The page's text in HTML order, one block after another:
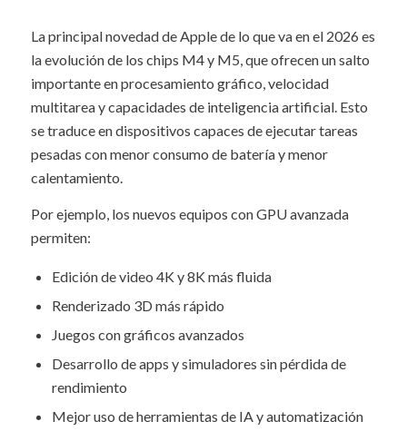
La principal novedad de Apple de lo que va en el 2026 es
la evolución de los chips M4 y M5, que ofrecen un salto
importante en procesamiento gráfico, velocidad
multitarea y capacidades de inteligencia artificial. Esto
se traduce en dispositivos capaces de ejecutar tareas
pesadas con menor consumo de batería y menor
calentamiento.
Por ejemplo, los nuevos equipos con GPU avanzada
permiten:
Edición de video 4K y 8K más fluida
Renderizado 3D más rápido
Juegos con gráficos avanzados
Desarrollo de apps y simuladores sin pérdida de
rendimiento
Mejor uso de herramientas de IA y automatización